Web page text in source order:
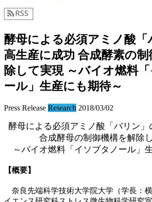
酵母による必須アミノ酸「
高生産に成功 合成酵素の
除して実現 ～バイオ燃料
ール」生産にも期待～
Press Release Research 2018/03/02
酵母による必須アミノ酸「バリン」
合成酵母の制御機構を解除
～バイオ燃料「イソブタノール」
【概要】
奈良先端科学技術大学院大学（学長：